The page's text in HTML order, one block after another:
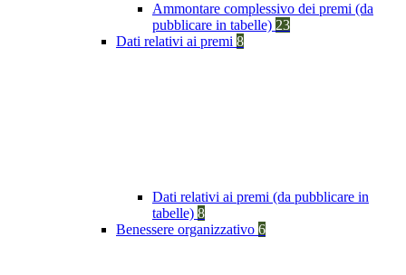
Ammontare complessivo dei premi (da
pubblicare in tabelle) 23
Dati relativi ai premi 8
Dati relativi ai premi (da pubblicare in
tabelle) 8
Benessere organizzativo 6